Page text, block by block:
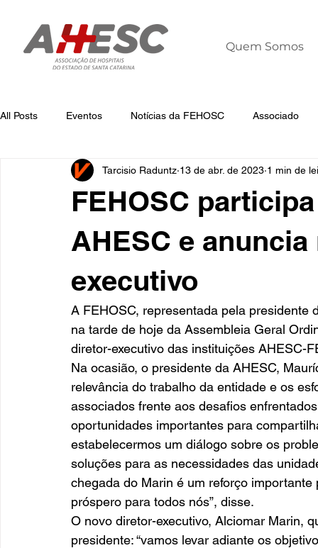
Quem Somos
All Posts Eventos Notícias da FEHOSC Associado
Notícias da AHESC Liderança Dia
FEHOSC
AHESC e
executivo
Tarcisio Raduntz 13 de abr. de 2023 1 min de
A FEHOSC, representada pela
na tarde de hoje da Assembleia Geral
diretor-executivo das instituições AHESC-
Na ocasião, o presidente da AHESC,
relevância do trabalho da entidade e os
associados frente aos desafios
oportunidades importantes para
estabelecermos um diálogo sobre os
soluções para as necessidades das
chegada do Marin é um reforço
próspero para todos nós”, disse.
O novo diretor-executivo, Alciomar Marin,
presidente: “vamos levar adiante os